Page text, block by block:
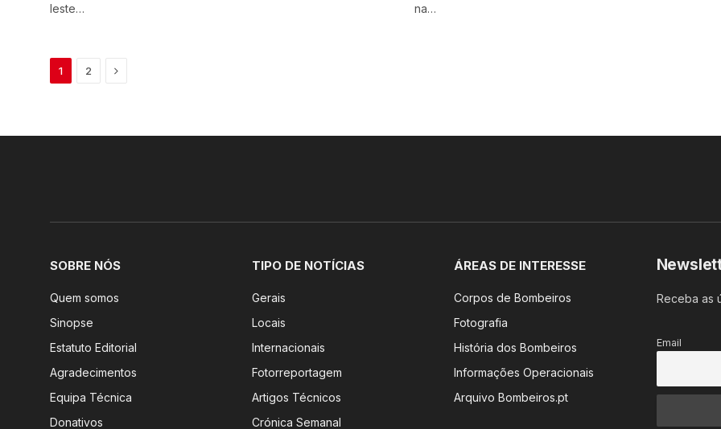
leste…
na…
1 2 Next
SOBRE NÓS
Quem somos
Sinopse
Estatuto Editorial
Agradecimentos
Equipa Técnica
Donativos
TIPO DE NOTÍCIAS
Gerais
Locais
Internacionais
Fotorreportagem
Artigos Técnicos
Crónica Semanal
ÁREAS DE INTERESSE
Corpos de Bombeiros
Fotografia
História dos Bombeiros
Informações Operacionais
Arquivo Bombeiros.pt
Receba as
Email